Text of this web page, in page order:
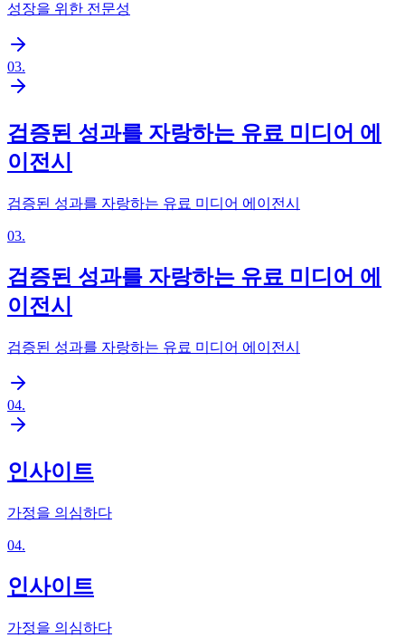
성장을 위한 전문성
03.
검증된 성과를 자랑하는 유료 미디어 에
이전시
검증된 성과를 자랑하는 유료 미디어 에이전시
03.
검증된 성과를 자랑하는 유료 미디어 에
이전시
검증된 성과를 자랑하는 유료 미디어 에이전시
04.
인사이트
가정을 의심하다
04.
인사이트
가정을 의심하다